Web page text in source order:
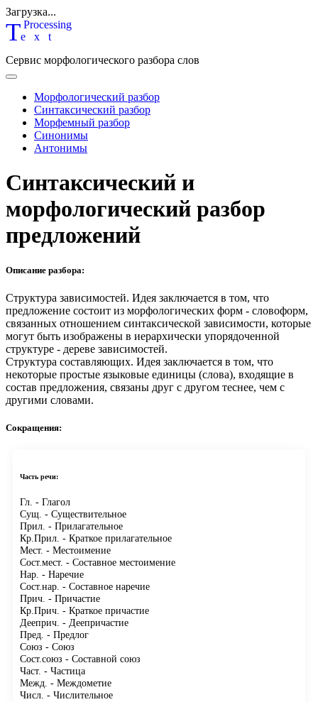
Загрузка...
Text
Processing
Сервис морфологического разбора слов
Морфологический разбор
Синтаксический разбор
Морфемный разбор
Синонимы
Антонимы
Синтаксический и
морфологический разбор
предложений
Описание разбора:
Структура зависимостей. Идея заключается в том, что
предложение состоит из морфологических форм - словоформ,
связанных отношением синтаксической зависимости, которые
могут быть изображены в иерархически упорядоченной
структуре - дереве зависимостей.
Структура составляющих. Идея заключается в том, что
некоторые простые языковые единицы (слова), входящие в
состав предложения, связаны друг с другом теснее, чем с
другими словами.
Сокращения:
Часть речи:
Гл. - Глагол
Сущ. - Существительное
Прил. - Прилагательное
Кр.Прил. - Краткое прилагательное
Мест. - Местоимение
Сост.мест. - Составное местоимение
Нар. - Наречие
Сост.нар. - Составное наречие
Прич. - Причастие
Кр.Прич. - Краткое причастие
Дееприч. - Деепричастие
Пред. - Предлог
Союз - Союз
Сост.союз - Составной союз
Част. - Частица
Межд. - Междометие
Числ. - Числительное